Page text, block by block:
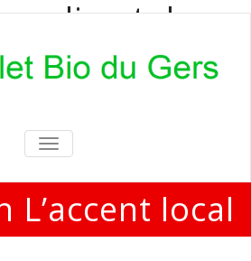
direct de
bio
de poulets bio aux
et professionnels
TOGGLE
NAVIGATION
L’accent local